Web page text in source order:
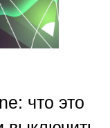
что это